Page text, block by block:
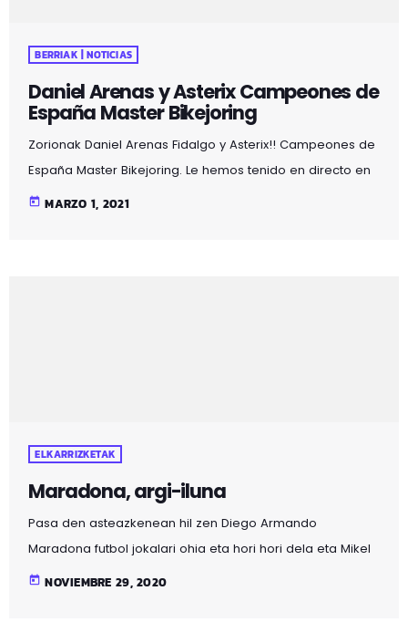
BERRIAK | NOTICIAS
Daniel Arenas y Asterix Campeones de
España Master Bikejoring
Zorionak Daniel Arenas Fidalgo y Asterix!! Campeones de
España Master Bikejoring. Le hemos tenido en directo en
la radio! Ir a descargar
today MARZO 1, 2021
ELKARRIZKETAK
Maradona, argi-iluna
Pasa den asteazkenean hil zen Diego Armando
Maradona futbol jokalari ohia eta hori hori dela eta Mikel
Zumalde kirol kazetaria gonbidatu dugu futbolari
today NOVIEMBRE 29, 2020